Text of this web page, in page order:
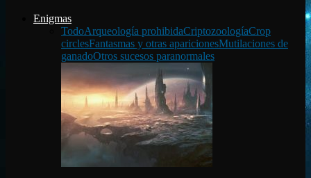
Enigmas
TodoArqueología prohibidaCriptozoologíaCrop
circlesFantasmas y otras aparicionesMutilaciones de
ganadoOtros sucesos paranormales